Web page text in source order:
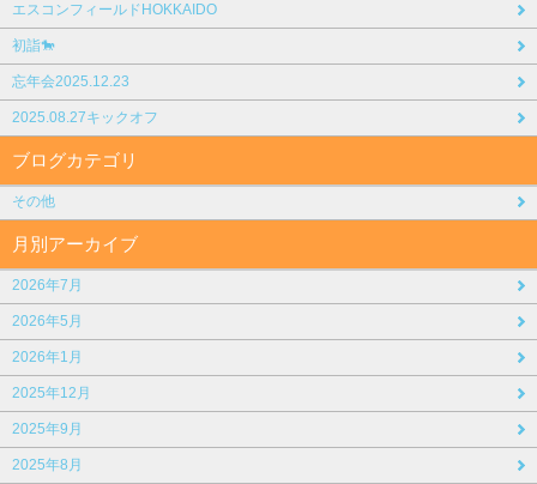
エスコンフィールドHOKKAIDO
初詣🐎
忘年会2025.12.23
2025.08.27キックオフ
ブログカテゴリ
その他
月別アーカイブ
2026年7月
2026年5月
2026年1月
2025年12月
2025年9月
2025年8月